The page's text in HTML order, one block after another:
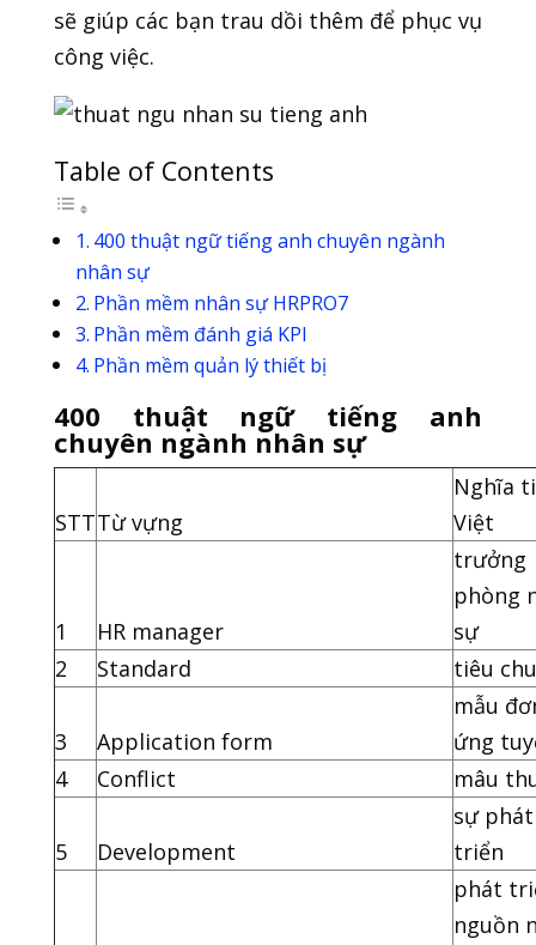
sẽ giúp các bạn trau dồi thêm để phục vụ
công việc.
Table of Contents
400 thuật ngữ tiếng anh chuyên ngành
nhân sự
Phần mềm nhân sự HRPRO7
Phần mềm đánh giá KPI
Phần mềm quản lý thiết bị
400 thuật ngữ tiếng anh
chuyên ngành nhân sự
STTTừ vựng
Nghĩa
Việt
1 HR manager
trưởng
phòng
sự
2
Standard tiêu
3 Application form
mẫu
ứng
4
Conflict mâu
5 Development
sự phát
triển
phát
nguồn